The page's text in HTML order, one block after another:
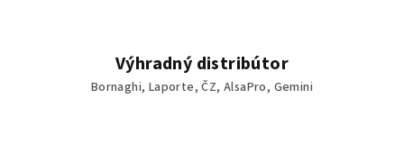
Výhradný distribútor
Bornaghi, Laporte, ČZ, AlsaPro, Gemini